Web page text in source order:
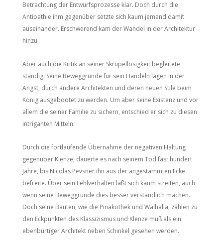
Betrachtung der Entwurfsprozesse klar. Doch durch die
Antipathie ihm gegenüber setzte sich kaum jemand damit
auseinander. Erschwerend kam der Wandel in der Architektur
hinzu.
Aber auch die Kritik an seiner Skrupellosigkeit begleitete
ständig. Seine Beweggründe für sein Handeln lagen in der
Angst, durch andere Architekten und deren neuen Stile beim
König ausgebootet zu werden. Um aber seine Existenz und vor
allem die seiner Familie zu sichern, entschied er sich zu diesen
intriganten Mitteln.
Durch die fortlaufende Übernahme der negativen Haltung
gegenüber Klenze, dauerte es nach seinem Tod fast hundert
Jahre, bis Nicolas Pevsner ihn aus der angestammten Ecke
befreite. Über sein Fehlverhalten läßt sich kaum streiten, auch
wenn seine Beweggründe dies besser verständlich machen.
Doch seine Bauten, wie die Pinakothek und Walhalla, zählen zu
den Eckpunkten des Klassizismus und Klenze muß als ein
ebenbürtiger Architekt neben Schinkel gesehen werden.